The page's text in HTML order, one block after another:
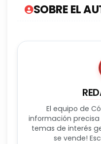
SOBRE EL
El equipo de
información
temas de interés
se vende!